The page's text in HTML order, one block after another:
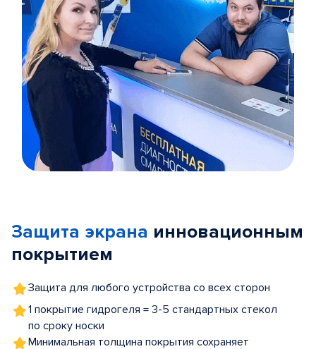
5
Защита экрана инновационным
покрытием
Защита для любого устройства со всех сторон
1 покрытие гидрогеля = 3-5 стандартных стекол
по сроку носки
Минимальная толщина покрытия сохраняет